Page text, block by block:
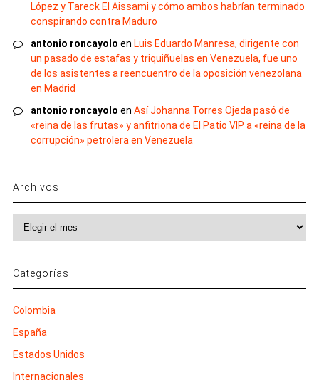
López y Tareck El Aissami y cómo ambos habrían terminado
conspirando contra Maduro
antonio roncayolo en Luis Eduardo Manresa, dirigente con
un pasado de estafas y triquiñuelas en Venezuela, fue uno
de los asistentes a reencuentro de la oposición venezolana
en Madrid
antonio roncayolo en Así Johanna Torres Ojeda pasó de
«reina de las frutas» y anfitriona de El Patio VIP a «reina de la
corrupción» petrolera en Venezuela
Archivos
Categorías
Colombia
España
Estados Unidos
Internacionales